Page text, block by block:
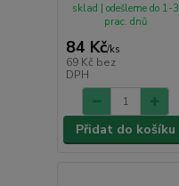
84 Kč/ks
69 Kč bez
DPH
sklad | odešleme do 1-3
prac. dnů
Přidat do košíku